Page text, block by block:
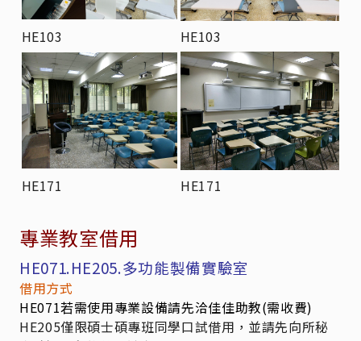
HE103 HE103
HE171 HE171
專業教室借用
HE071.HE205.多功能製備實驗室
借用方式
HE071若需使用專業設備請先洽佳佳助教(需收費)
HE205僅限碩士碩專班同學口試借用，並請先向所秘